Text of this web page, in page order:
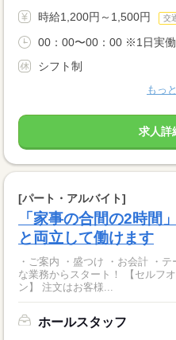
時給1,200円～1,500円 交
00：00〜00：00 ※1日実
シフト制
もっ
求人詳
[パート・アルバイト]
「家事の合間の2時間
と両立して働けます
・ご案内 ・盛つけ ・お会計 ・
な業務からスタート！ 【セルフオーダー導入なので接客がカンタ
ン】 注文はお客様...
ホールスタッフ